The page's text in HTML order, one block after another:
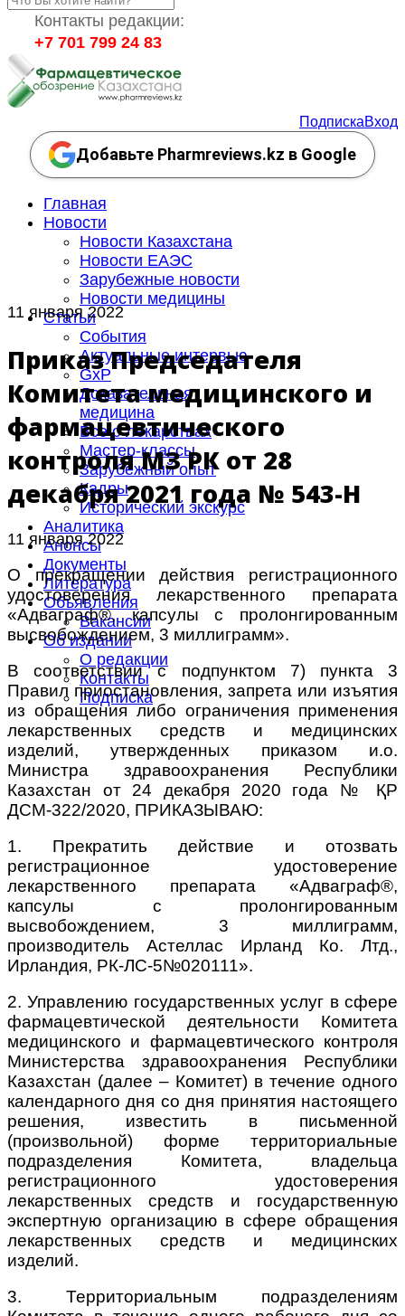
Контакты редакции:
+7 701 799 24 83
ПодпискаВход
Добавьте Pharmreviews.kz в Google
Главная
Новости
Новости Казахстана
Новости ЕАЭС
Зарубежные новости
Новости медицины
Статьи
События
Актуальные интервью
GxP
Доказательная
медицина
Все о лекарствах
Мастер-классы
Зарубежный опыт
Кадры
Исторический экскурс
Аналитика
Анонсы
Документы
Литература
Объявления
Вакансии
Об издании
О редакции
Контакты
Подписка
11 января 2022
Приказ Председателя
Комитета медицинского и
фармацевтического
контроля МЗ РК от 28
декабря 2021 года № 543-НҚ
11 января 2022
О прекращении действия регистрационного
удостоверения лекарственного препарата
«Адваграф®, капсулы с пролонгированным
высвобождением, 3 миллиграмм».
В соответствии с подпунктом 7) пункта 3
Правил приостановления, запрета или изъятия
из обращения либо ограничения применения
лекарственных средств и медицинских
изделий, утвержденных приказом и.о.
Министра здравоохранения Республики
Казахстан от 24 декабря 2020 года № ҚР
ДСМ-322/2020, ПРИКАЗЫВАЮ:
1. Прекратить действие и отозвать
регистрационное удостоверение
лекарственного препарата «Адваграф®,
капсулы с пролонгированным
высвобождением, 3 миллиграмм,
производитель Астеллас Ирланд Ко. Лтд.,
Ирландия, РК-ЛС-5№020111».
2. Управлению государственных услуг в сфере
фармацевтической деятельности Комитета
медицинского и фармацевтического контроля
Министерства здравоохранения Республики
Казахстан (далее – Комитет) в течение одного
календарного дня со дня принятия настоящего
решения, известить в письменной
(произвольной) форме территориальные
подразделения Комитета, владельца
регистрационного удостоверения
лекарственных средств и государственную
экспертную организацию в сфере обращения
лекарственных средств и медицинских
изделий.
3. Территориальным подразделениям